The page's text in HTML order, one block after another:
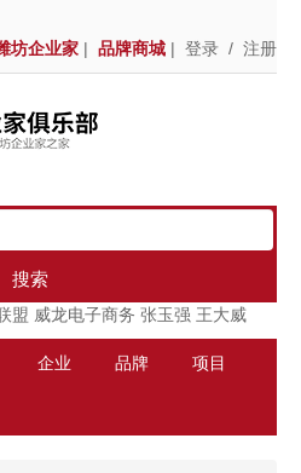
坊企业家 | 品牌商城 | 登录 / 注册
搜索
盟 威龙电子商务 张玉强 王大威
企业 品牌 项目